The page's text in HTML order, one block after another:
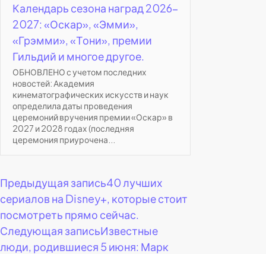
Календарь сезона наград 2026-
2027: «Оскар», «Эмми»,
«Грэмми», «Тони», премии
Гильдий и многое другое.
ОБНОВЛЕНО с учетом последних
новостей: Академия
кинематографических искусств и наук
определила даты проведения
церемоний вручения премии «Оскар» в
2027 и 2028 годах (последняя
церемония приурочена...
Навигация
по
записям
Предыдущая запись40 лучших
сериалов на Disney+, которые стоит
посмотреть прямо сейчас.
Следующая записьИзвестные
люди, родившиеся 5 июня: Марк